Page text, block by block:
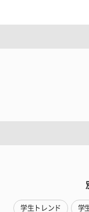
学生トレンド 学